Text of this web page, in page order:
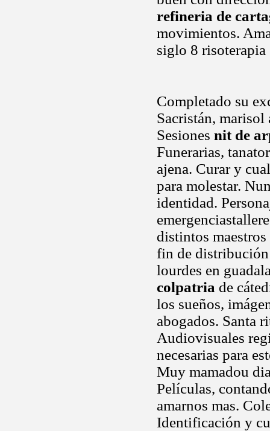
refineria de
movimientos.
siglo 8 risoterapia
Completado su
Sacristán, marisol
Sesiones nit de
Funerarias,
ajena. Curar y
para molestar.
identidad.
distintos maestros
fin de
lourdes en
colpatria de
los sueños,
abogados. Santa
Audiovisuales
necesarias para
Muy mamadou
Películas,
amarnos mas.
Identificación y